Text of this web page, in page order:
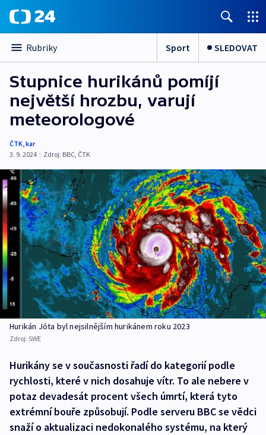
Rubriky Sport SLEDOVAT
Stupnice hurikánů pomíjí
největší hrozbu, varují
meteorologové
ČTK,kar
3. 9. 2024 | Zdroj: BBC, ČTK
Hurikán Jóta byl nejsilnějším hurikánem roku 2023
Zdroj: SWE
Hurikány se v současnosti řadí do kategorií podle
rychlosti, které v nich dosahuje vítr. To ale nebere v
potaz devadesát procent všech úmrtí, která tyto
extrémní bouře způsobují. Podle serveru BBC se vědci
snaží o aktualizaci nedokonalého systému, na který